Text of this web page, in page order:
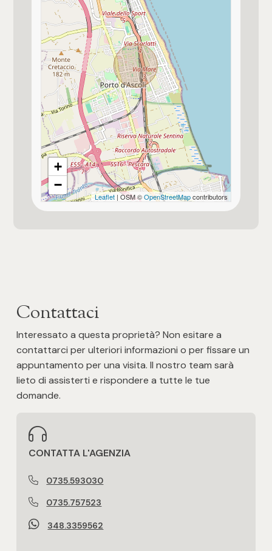
Scuole Elementari
Scuole Medie
Palazzetto dello sport / stadio Riviera
delle Palm
Ufficio Postale
Centro commerciale
Uffici comunali
+
−
Leaflet| OSM ©OpenStreetMapcontributors
Contattaci
Interessato a questa proprietà? Non esitare a
contattarci per ulteriori informazioni o per fissare un
appuntamento per una visita. Il nostro team sarà
lieto di assisterti e rispondere a tutte le tue
domande.
CONTATTA L'AGENZIA
0735.593030
0735.757523
348.3359562
Posto auto/Box
Balcone/Terrazzo
Ascensore
Arredato
Nuova costruzione
Lusso